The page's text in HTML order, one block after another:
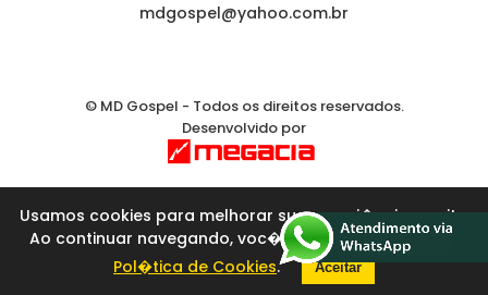
mdgospel@yahoo.com.br
© MD Gospel - Todos os direitos reservados.
Desenvolvido por
Usamos cookies para melhorar sua experi�ncia no site.
Ao continuar navegando, voc� concorda com nossa
Pol�tica de Cookies. Aceitar